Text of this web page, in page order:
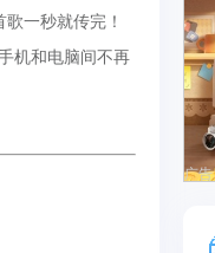
一秒就传完！
机和电脑间不再
广告